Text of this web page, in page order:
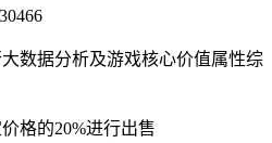
数据分析及游戏核心价值属性综
格的20%进行出售